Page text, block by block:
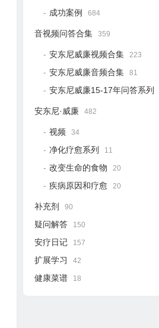
成功案例 684
音视频问答合集 359
安东尼威廉视频合集 223
安东尼威廉音频合集 81
安东尼威廉15-17年问答系列
安东尼·威廉 482
视频 34
净化疗愈系列 11
改变生命的食物 20
疾病原因和疗愈 20
补充剂 90
疑问解答 150
安疗日记 157
扩展学习 42
健康菜谱 18